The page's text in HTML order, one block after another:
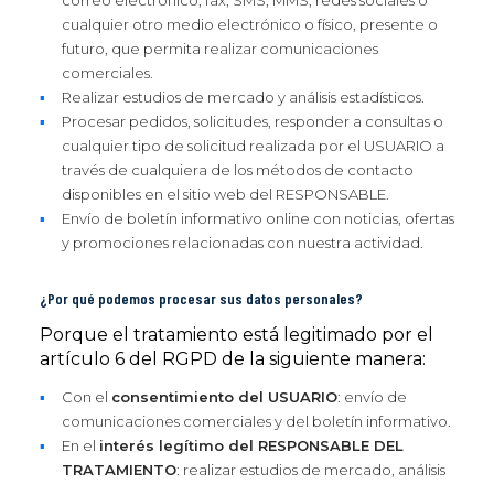
cualquier otro medio electrónico o físico, presente o
futuro, que permita realizar comunicaciones
comerciales.
Realizar estudios de mercado y análisis estadísticos.
Procesar pedidos, solicitudes, responder a consultas o
cualquier tipo de solicitud realizada por el USUARIO a
través de cualquiera de los métodos de contacto
disponibles en el sitio web del RESPONSABLE.
Envío de boletín informativo online con noticias, ofertas
y promociones relacionadas con nuestra actividad.
¿Por qué podemos procesar sus datos personales?
Porque el tratamiento está legitimado por el
artículo 6 del RGPD de la siguiente manera:
Con el consentimiento del USUARIO: envío de
comunicaciones comerciales y del boletín informativo.
En el interés legítimo del RESPONSABLE DEL
TRATAMIENTO: realizar estudios de mercado, análisis